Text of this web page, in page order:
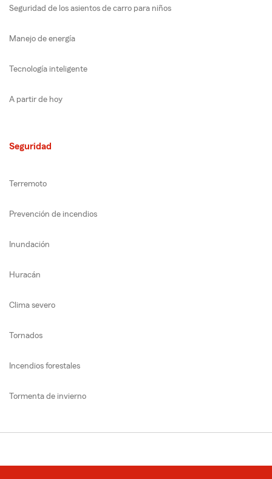
Seguridad de los asientos de carro para niños
Manejo de energía
Tecnología inteligente
A partir de hoy
Seguridad
Terremoto
Prevención de incendios
Inundación
Huracán
Clima severo
Tornados
Incendios forestales
Tormenta de invierno